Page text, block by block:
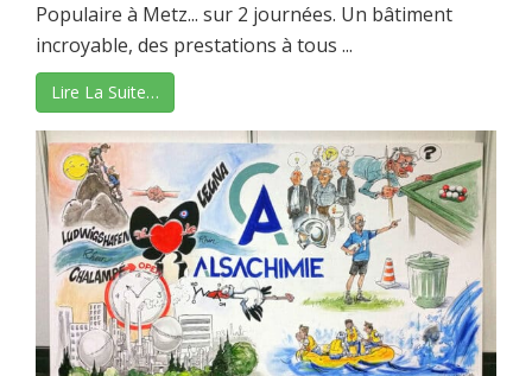
Populaire à Metz... sur 2 journées. Un bâtiment
incroyable, des prestations à tous ...
Lire La Suite…